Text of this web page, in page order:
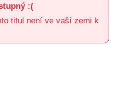
:(
titul není ve vaší zemi k